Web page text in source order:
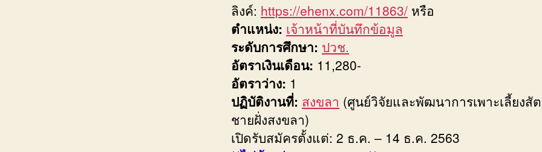
ลิงค์: https://ehenx.com/11863/ หรือ
ตำแหน่ง: เจ้าหน้าที่บันทึกข้อมูล
ระดับการศึกษา: ปวช.
อัตราเงินเดือน: 11,280-
อัตราว่าง: 1
ปฏิบัติงานที่: สงขลา (ศูนย์วิจัยและพัฒนาการเพาะเลี้ยงสั
ชายฝั่งสงขลา)
เปิดรับสมัครตั้งแต่: 2 ธ.ค. – 14 ธ.ค. 2563